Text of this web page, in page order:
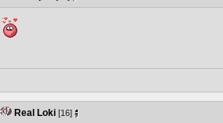
Real Loki [16]